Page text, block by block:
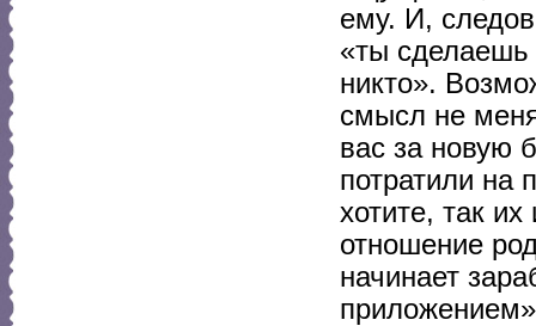
ему. И,
«ты сделаешь
никто».
смысл не
вас за новую
потратили на
хотите, так
отношение
начинает
приложением»